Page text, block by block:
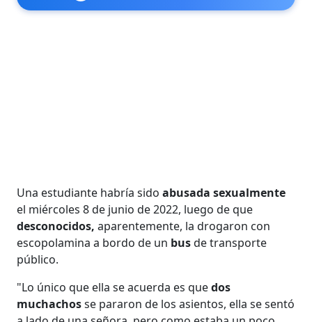
Una estudiante habría sidoabusada sexualmente
el miércoles 8 de junio de 2022, luego de que
desconocidos, aparentemente, la drogaron con
escopolamina a bordo de un busde transporte
público.
"Lo único que ella se acuerda es quedos
muchachosse pararon de los asientos, ella se sentó